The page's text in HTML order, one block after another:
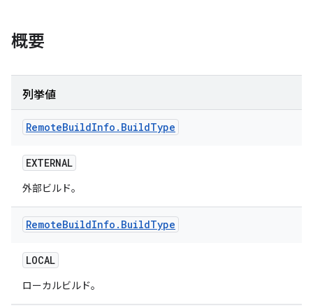
概要
列挙値
RemoteBuildInfo . BuildType
EXTERNAL
外部ビルド。
RemoteBuildInfo . BuildType
LOCAL
ローカルビルド。